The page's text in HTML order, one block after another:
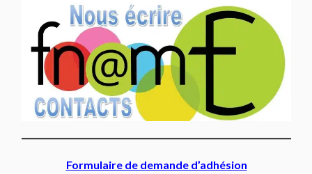
Formulaire de demande d’adhésion